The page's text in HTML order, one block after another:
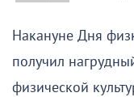
Накануне Дня
получил
физической